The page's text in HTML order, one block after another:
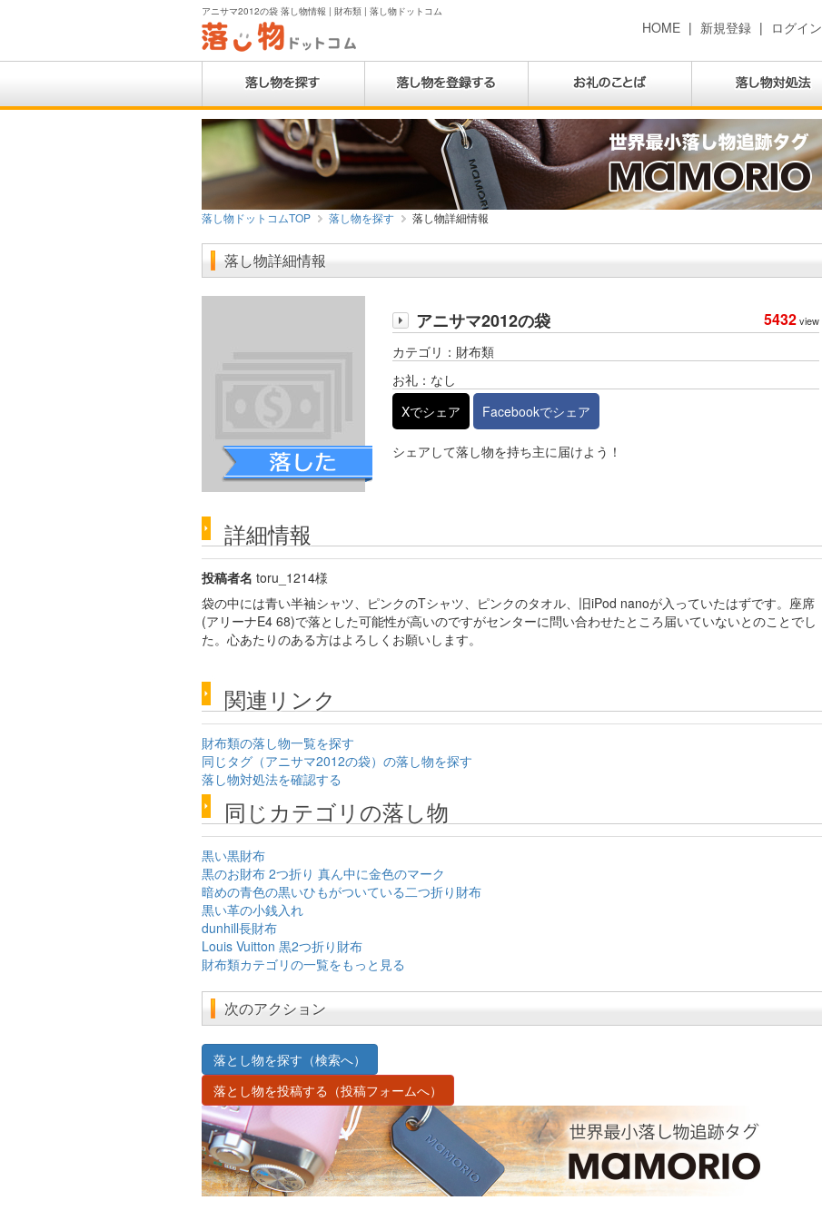
アニサマ2012の袋 落し物情報 | 財布類 | 落し物ドットコム
HOME | 新規登録 | ログイン
落し物ドットコムTOP 落し物を探す 落し物詳細情報
落し物詳細情報
5432view
アニサマ2012の袋
カテゴリ：財布類
お礼：なし
Xでシェア
Facebookでシェア
シェアして落し物を持ち主に届けよう！
詳細情報
投稿者名 toru_1214様
袋の中には青い半袖シャツ、ピンクのTシャツ、ピンクのタオル、旧iPod nanoが入っていたはずです。座席
(アリーナE4 68)で落とした可能性が高いのですがセンターに問い合わせたところ届いていないとのことでし
た。心あたりのある方はよろしくお願いします。
関連リンク
財布類の落し物一覧を探す
同じタグ（アニサマ2012の袋）の落し物を探す
落し物対処法を確認する
同じカテゴリの落し物
黒い黒財布
黒のお財布 2つ折り 真ん中に金色のマーク
暗めの青色の黒いひもがついている二つ折り財布
黒い革の小銭入れ
dunhill長財布
Louis Vuitton 黒2つ折り財布
財布類カテゴリの一覧をもっと見る
次のアクション
落とし物を探す（検索へ）
落とし物を投稿する（投稿フォームへ）